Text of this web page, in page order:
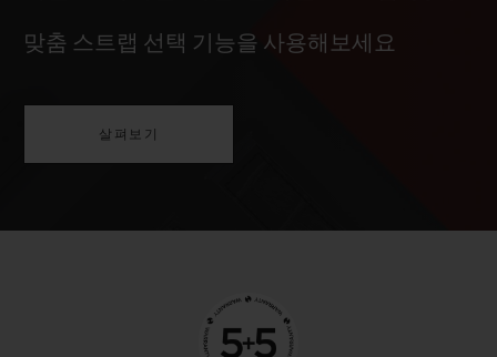
맞춤 스트랩 선택 기능을 사용해보세요
살펴보기